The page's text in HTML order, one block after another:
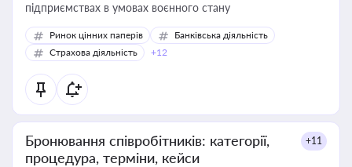
підприємствах в умовах воєнного стану
Ринок цінних паперів
Банківська діяльність
Страхова діяльність
+12
Бронювання співробітників: категорії,
процедура, терміни, кейси
+11